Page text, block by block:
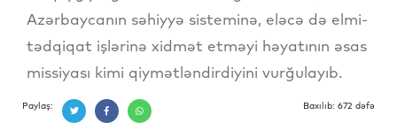
Azərbaycanın səhiyyə sisteminə, eləcə də elmi-
tədqiqat işlərinə xidmət etməyi həyatının əsas
missiyası kimi qiymətləndirdiyini vurğulayıb.
Paylaş: Baxılıb: 672 dəfə